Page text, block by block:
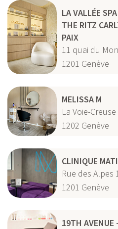
LA VALLÉE
THE RITZ
PAIX
11 quai du
1201 Genève
MELISSA M
La Voie-Creuse
1202 Genève
CLINIQUE
Rue des Alpes
1201 Genève
19TH AVENUE